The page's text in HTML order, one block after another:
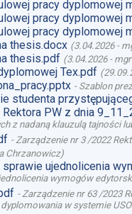
pracy dyplomowej
pracy dyplomowej
pracy dyplomowej
thesis.docx (3.04.2026-
thesis.pdf (3.04.2026-
Tex.pdf (
- Szablon
studenta
PW z dnia
z nadaną klauzulą tajności
- Zarządzenie nr 3 /2022
Chrzanowicz)
ujednolicenia
wymogów
- Zarządzenie nr 63 /2023
w systemie